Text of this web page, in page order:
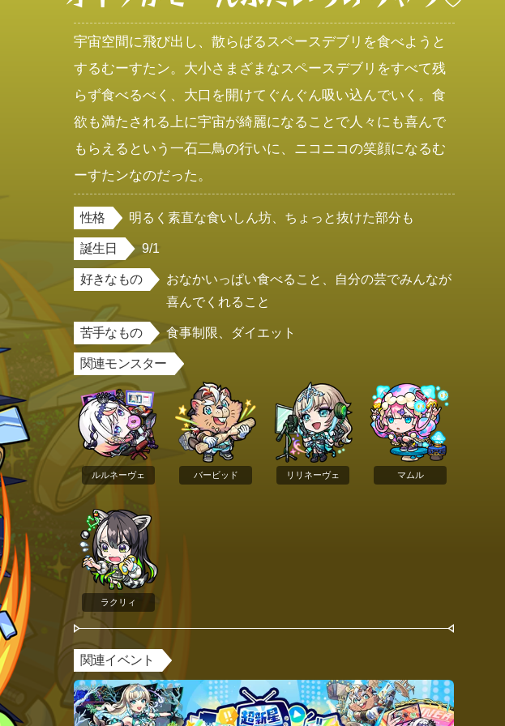
宇宙空間に飛び出し、散らばるスペースデブリを食べようと
するむーすたン。大小さまざまなスペースデブリをすべて残
らず食べるべく、大口を開けてぐんぐん吸い込んでいく。食
欲も満たされる上に宇宙が綺麗になることで人々にも喜んで
もらえるという一石二鳥の行いに、ニコニコの笑顔になるむ
ーすたンなのだった。
性格 明るく素直な食いしん坊、ちょっと抜けた部分も
誕生日 9/1
好きなもの
おなかいっぱい食べること、自分の芸でみんなが
喜んでくれること
苦手なもの 食事制限、ダイエット
関連モンスター
ルルネーヴェ バービッド リリネーヴェ マムル
ラクリィ
関連イベント